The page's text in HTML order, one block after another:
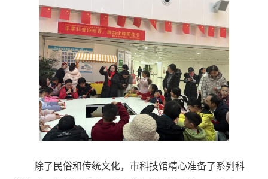
除了民俗和传统文化，市科技馆精心准备了系列科